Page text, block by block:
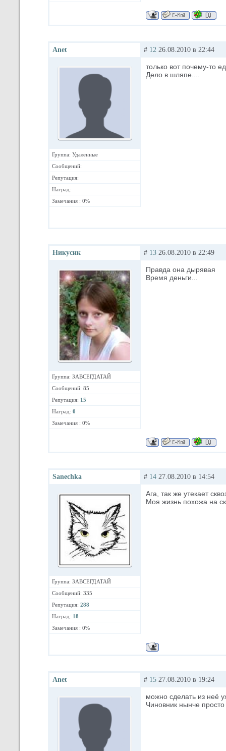
Anet
Группа: Удаленные
Сообщений:
Репутация:
Наград:
Замечания : 0%
# 12 26.08.2010 в 22:44
только вот почему-то
Дело в шляпе....
Никусик
Группа: ЗАВСЕГДАТАЙ
Сообщений: 85
Репутация: 15
Наград: 0
Замечания : 0%
# 13 26.08.2010 в 22:49
Правда она дырявая
Время деньги...
Sanechka
Группа: ЗАВСЕГДАТАЙ
Сообщений: 335
Репутация: 288
Наград: 18
Замечания : 0%
# 14 27.08.2010 в 14:54
Ага, так же утекает
Моя жизнь похожа на
Anet # 15 27.08.2010 в 19:24
можно сделать из неё
Чиновник нынче просто